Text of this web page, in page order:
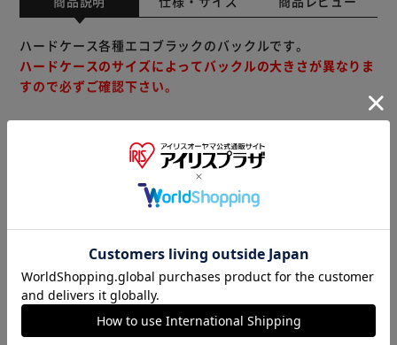
ハードケース各種エコブラックのバックルです。
ハードケースのサイズによってバックルの大きさが異なりま
すので必ずご確認下さい。
他商品と併せてご注文をいただいた場合は、手配の関係上、
別配送となる場合がございます。
※別配送となりましても別途送料が発生することはございま
もっと見る